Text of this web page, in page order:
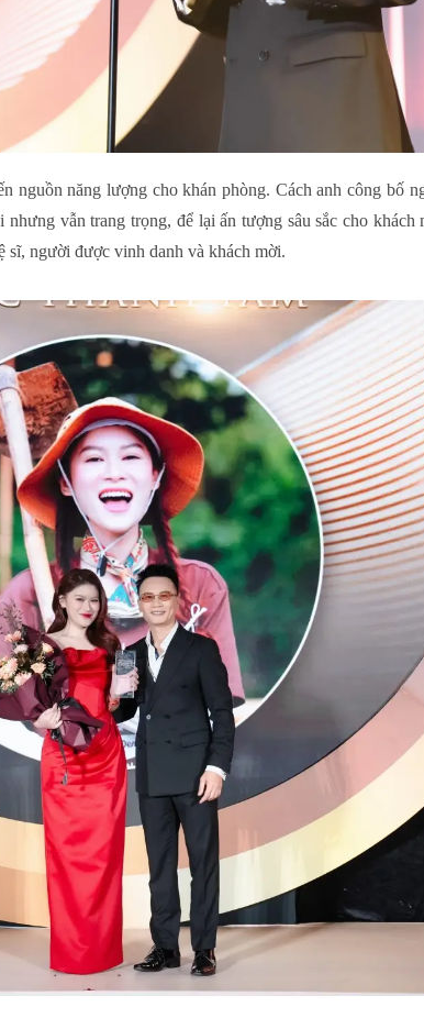
nguồn năng lượng cho khán phòng. Cách anh công bố
vẫn trang trọng, để lại ấn tượng sâu sắc cho
sĩ, người được vinh danh và khách mời.